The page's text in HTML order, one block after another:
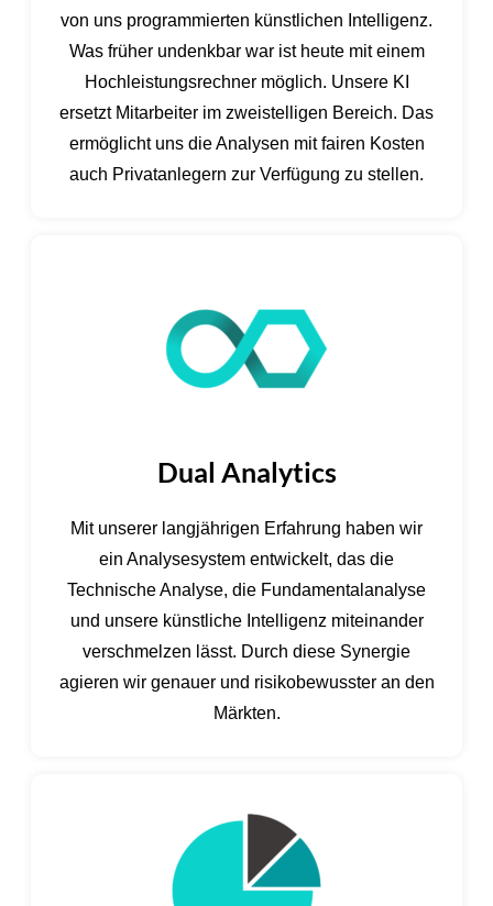
von uns programmierten künstlichen Intelligenz.
Was früher undenkbar war ist heute mit einem
Hochleistungsrechner möglich. Unsere KI
ersetzt Mitarbeiter im zweistelligen Bereich. Das
ermöglicht uns die Analysen mit fairen Kosten
auch Privatanlegern zur Verfügung zu stellen.
Dual Analytics
Mit unserer langjährigen Erfahrung haben wir
ein Analysesystem entwickelt, das die
Technische Analyse, die Fundamentalanalyse
und unsere künstliche Intelligenz miteinander
verschmelzen lässt. Durch diese Synergie
agieren wir genauer und risikobewusster an den
Märkten.